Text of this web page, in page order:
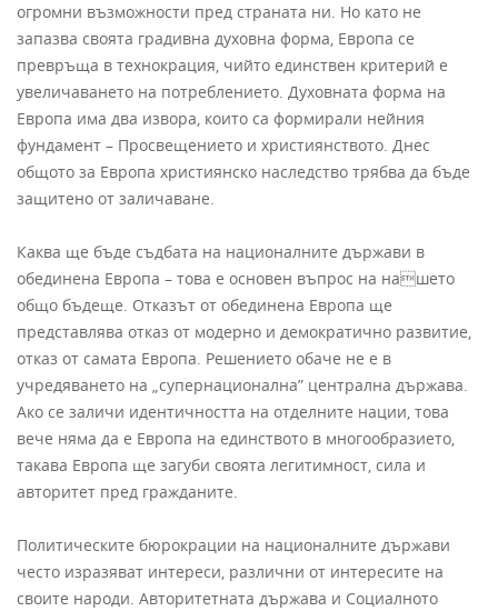
огромни възможности пред страната ни. Но като не
запазва своята градивна духовна форма, Европа се
превръща в технокрация, чийто единствен критерий е
увеличаването на потреблението. Духовната форма на
Европа има два извора, които са формирали нейния
фундамент – Просвещението и християнството. Днес
общото за Европа християнско наследство трябва да бъде
защитено от заличаване.
Каква ще бъде съдбата на националните държави в
обединена Европа – това е основен въпрос на нашето
общо бъдеще. Отказът от обединена Европа ще
представлява отказ от модерно и демократично развитие,
отказ от самата Европа. Решението обаче не е в
учредяването на „супернационална” централна държава.
Ако се заличи идентичността на отделните нации, това
вече няма да е Европа на единството в многообразието,
такава Европа ще загуби своята легитимност, сила и
авторитет пред гражданите.
Политическите бюрокрации на националните държави
често изразяват интереси, различни от интересите на
своите народи. Авторитетната държава и Социалното